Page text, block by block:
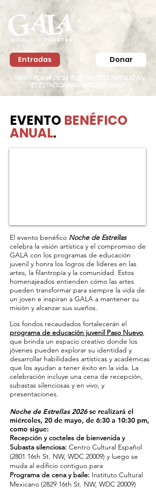
Entradas Donar
TARIFA PLANA DE $4 POR TIEMPO ILIMITADO EN
EL ESTACIONAMIENTO DEL GIANT.
EVENTO BENÉFICO
ANUAL.
El evento benéfico Noche de Estrellas
celebra la visión artística y el compromiso de
GALA con los programas de educación
juvenil y honra los logros de líderes en las
artes, la filantropía y la comunidad. Estos
homenajeados entienden cómo las artes
pueden transformar para siempre la vida de
un joven e inspiran a GALA a mantener su
misión y alcanzar sus sueños.
Los fondos recaudados fortalecerán el
programa de educación juvenil Paso Nuevo,
que brinda un espacio creativo donde los
jóvenes pueden explorar su identidad y
desarrollar habilidades artísticas y académicas
que los ayudan a tener éxito en la vida. La
celebración incluye una cena de recepción,
subastas silenciosas y en vivo, y
presentaciones.
Noche de Estrellas 2026se realizará el
miércoles, 20 de mayo, de 6:30 a 10:30 pm,
como sigue:
Recepción y cocteles de bienvenida y
Subasta silenciosa: Centro Cultural Español
(2801 16th St. NW, WDC 20009) y luego se
muda al edificio contiguo para
Programa de cena y baile: Instituto Cultural
Mexicano (2829 16th St. NW, WDC 20009)